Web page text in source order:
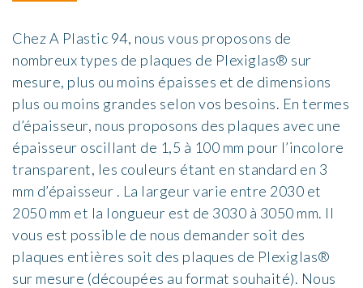
Chez A Plastic 94, nous vous proposons de
nombreux types de plaques de Plexiglas® sur
mesure, plus ou moins épaisses et de dimensions
plus ou moins grandes selon vos besoins. En termes
d’épaisseur, nous proposons des plaques avec une
épaisseur oscillant de 1,5 à 100 mm pour l’incolore
transparent, les couleurs étant en standard en 3
mm d’épaisseur . La largeur varie entre 2030 et
2050 mm et la longueur est de 3030 à 3050 mm. Il
vous est possible de nous demander soit des
plaques entières soit des plaques de Plexiglas®
sur mesure (découpées au format souhaité). Nous